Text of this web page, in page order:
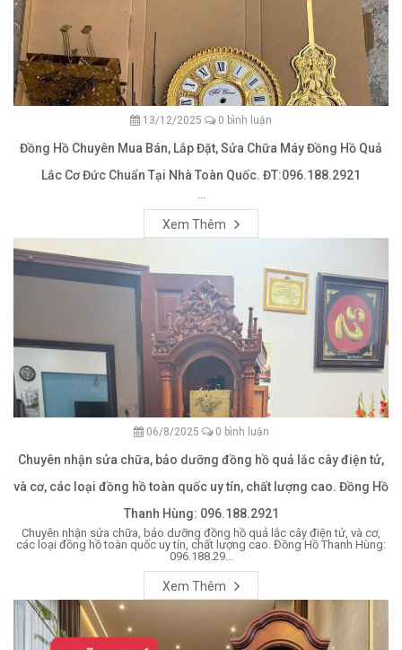
13/12/2025 0 bình luận
Đồng Hồ Chuyên Mua Bán, Lắp Đặt, Sửa Chữa Máy Đồng Hồ Quả
Lắc Cơ Đức Chuẩn Tại Nhà Toàn Quốc. ĐT:096.188.2921
...
Xem Thêm
06/8/2025 0 bình luận
Chuyên nhận sửa chữa, bảo dưỡng đồng hồ quả lắc cây điện tử,
và cơ, các loại đồng hồ toàn quốc uy tín, chất lượng cao. Đồng Hồ
Thanh Hùng: 096.188.2921
Chuyên nhận sửa chữa, bảo dưỡng đồng hồ quả lắc cây điện tử, và cơ,
các loại đồng hồ toàn quốc uy tín, chất lượng cao. Đồng Hồ Thanh Hùng:
096.188.29...
Xem Thêm